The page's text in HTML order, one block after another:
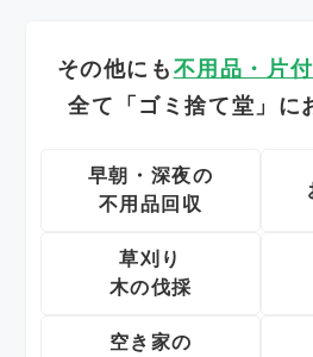
その他にも 不用品・片
全て「ゴミ捨て堂」に
早朝・深夜の
不用品回収
草刈り
木の伐採
空き家の